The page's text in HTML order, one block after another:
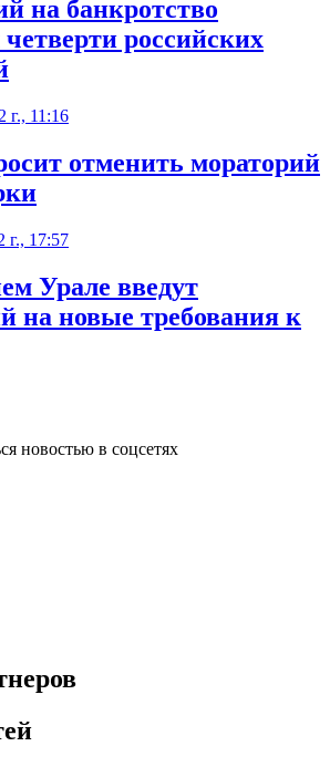
на банкротство
российских
г., 11:16
отменить мораторий
г., 17:57
Урале введут
на новые требования к
новостью в соцсетях